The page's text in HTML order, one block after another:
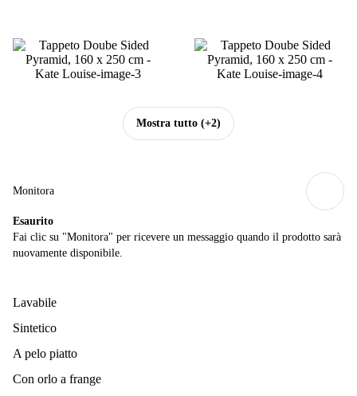
Mostra tutto (+2)
Monitora
Esaurito
Fai clic su "Monitora" per ricevere un messaggio quando il prodotto sarà
nuovamente disponibile.
Lavabile
Sintetico
A pelo piatto
Con orlo a frange